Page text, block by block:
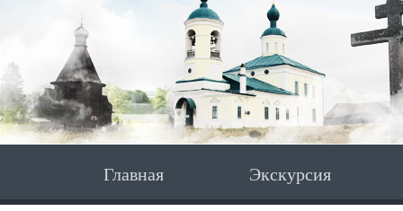
Главная Экскурсия